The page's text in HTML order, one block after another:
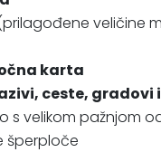
veličine
karta
ceste, gradovi
s velikom pažnjom
šperploče